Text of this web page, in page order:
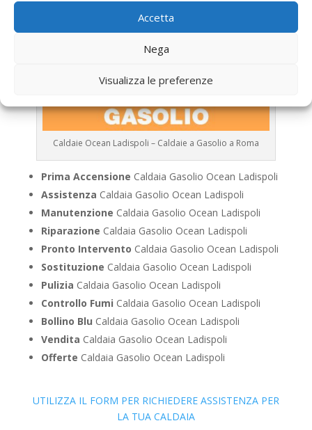
Accetta
Nega
Visualizza le preferenze
Caldaie Ocean Ladispoli – Caldaie a Gasolio a Roma
Prima Accensione Caldaia Gasolio Ocean Ladispoli
Assistenza Caldaia Gasolio Ocean Ladispoli
Manutenzione Caldaia Gasolio Ocean Ladispoli
Riparazione Caldaia Gasolio Ocean Ladispoli
Pronto Intervento Caldaia Gasolio Ocean Ladispoli
Sostituzione Caldaia Gasolio Ocean Ladispoli
Pulizia Caldaia Gasolio Ocean Ladispoli
Controllo Fumi Caldaia Gasolio Ocean Ladispoli
Bollino Blu Caldaia Gasolio Ocean Ladispoli
Vendita Caldaia Gasolio Ocean Ladispoli
Offerte Caldaia Gasolio Ocean Ladispoli
UTILIZZA IL FORM PER RICHIEDERE ASSISTENZA PER
LA TUA CALDAIA